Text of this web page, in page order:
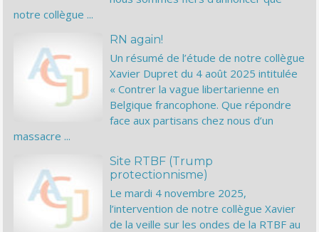
notre collègue ...
RN again!
Un résumé de l’étude de notre collègue
Xavier Dupret du 4 août 2025 intitulée
« Contrer la vague libertarienne en
Belgique francophone. Que répondre
face aux partisans chez nous d’un
massacre ...
Site RTBF (Trump
protectionnisme)
Le mardi 4 novembre 2025,
l’intervention de notre collègue Xavier
de la veille sur les ondes de la RTBF au